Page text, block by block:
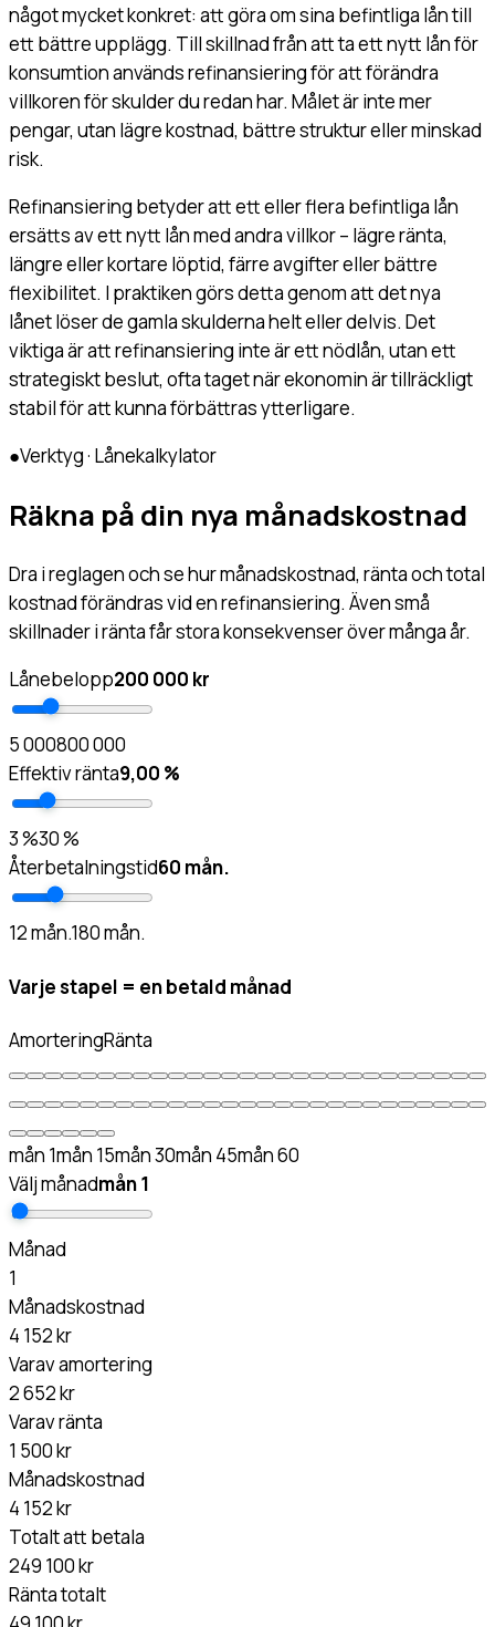
något mycket konkret: att göra om sina befintliga lån till
ett bättre upplägg. Till skillnad från att ta ett nytt lån för
konsumtion används refinansiering för att förändra
villkoren för skulder du redan har. Målet är inte mer
pengar, utan lägre kostnad, bättre struktur eller minskad
risk.
Refinansiering betyder att ett eller flera befintliga lån
ersätts av ett nytt lån med andra villkor – lägre ränta,
längre eller kortare löptid, färre avgifter eller bättre
flexibilitet. I praktiken görs detta genom att det nya
lånet löser de gamla skulderna helt eller delvis. Det
viktiga är att refinansiering inte är ett nödlån, utan ett
strategiskt beslut, ofta taget när ekonomin är tillräckligt
stabil för att kunna förbättras ytterligare.
●Verktyg · Lånekalkylator
Räkna på din nya månadskostnad
Dra i reglagen och se hur månadskostnad, ränta och total
kostnad förändras vid en refinansiering. Även små
skillnader i ränta får stora konsekvenser över många år.
Lånebelopp200 000 kr
5 000800 000
Effektiv ränta9,00 %
3 %30 %
Återbetalningstid60 mån.
12 mån.180 mån.
Varje stapel = en betald månad
AmorteringRänta
mån 1mån 15mån30mån 45mån60
Välj månadmån1
Månad
1
Månadskostnad
4 152 kr
Varav amortering
2 652 kr
Varav ränta
1 500 kr
Månadskostnad
4 152 kr
Totalt att betala
249 100 kr
Ränta totalt